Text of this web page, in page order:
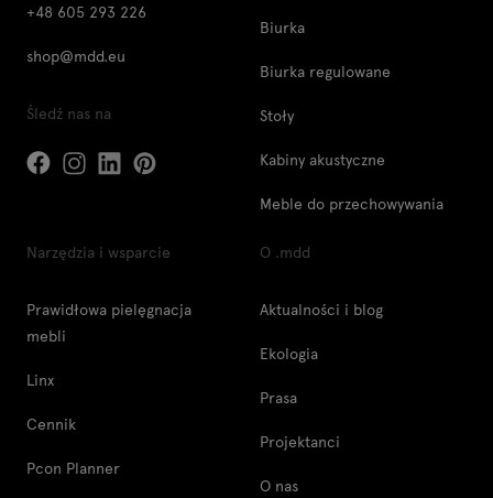
+48 605 293 226
shop@mdd.eu
Śledź nas na
Biurka
Biurka regulowane
Stoły
Kabiny akustyczne
Meble do przechowywania
Narzędzia i wsparcie
Prawidłowa pielęgnacja
mebli
Linx
Cennik
Pcon Planner
O .mdd
Aktualności i blog
Ekologia
Prasa
Projektanci
O nas